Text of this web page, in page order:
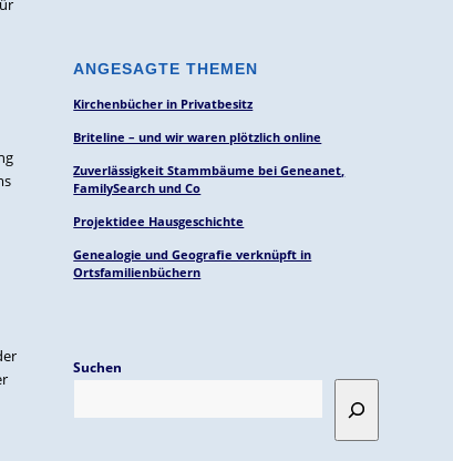
ANGESAGTE THEMEN
Kirchenbücher in Privatbesitz
Briteline – und wir waren plötzlich online
Zuverlässigkeit Stammbäume bei Geneanet,
FamilySearch und Co
Projektidee Hausgeschichte
Genealogie und Geografie verknüpft in
Ortsfamilienbüchern
Suchen